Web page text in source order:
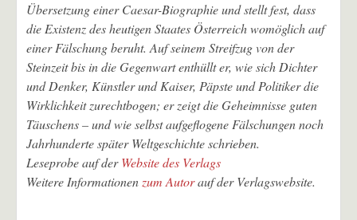
Übersetzung einer Caesar-Biographie und stellt fest, dass
die Existenz des heutigen Staates Österreich womöglich auf
einer Fälschung beruht. Auf seinem Streifzug von der
Steinzeit bis in die Gegenwart enthüllt er, wie sich Dichter
und Denker, Künstler und Kaiser, Päpste und Politiker die
Wirklichkeit zurechtbogen; er zeigt die Geheimnisse guten
Täuschens – und wie selbst aufgeflogene Fälschungen noch
Jahrhunderte später Weltgeschichte schrieben.
Leseprobe auf derWebsite des Verlags
Weitere Informationen zum Autorauf der Verlagswebsite.